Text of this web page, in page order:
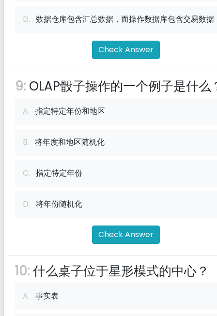
D. 数据仓库包含汇总数据，而操作数据库包含交易数据
Check Answer
9: OLAP骰子操作的一个例子是什么
A. 指定特定年份和地区
B. 将年度和地区随机化
C. 指定特定年份
D. 将年份随机化
Check Answer
10:什么桌子位于星形模式的中心？
A. 事实表